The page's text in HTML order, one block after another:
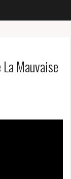
La Mauvaise